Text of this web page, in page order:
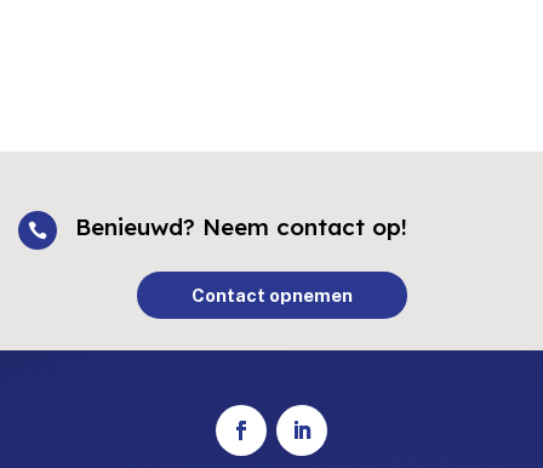
 Benieuwd? Neem contact op!
Contact opnemen